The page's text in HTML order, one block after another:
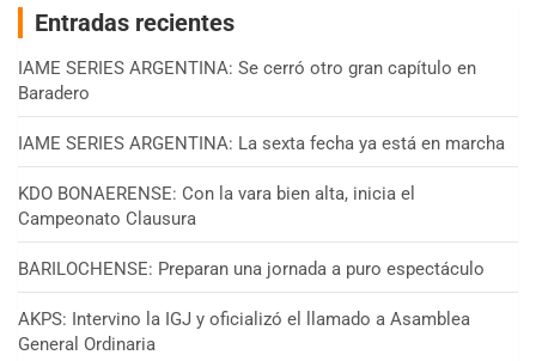
Entradas recientes
IAME SERIES ARGENTINA: Se cerró otro gran capítulo en
Baradero
IAME SERIES ARGENTINA: La sexta fecha ya está en marcha
KDO BONAERENSE: Con la vara bien alta, inicia el
Campeonato Clausura
BARILOCHENSE: Preparan una jornada a puro espectáculo
AKPS: Intervino la IGJ y oficializó el llamado a Asamblea
General Ordinaria